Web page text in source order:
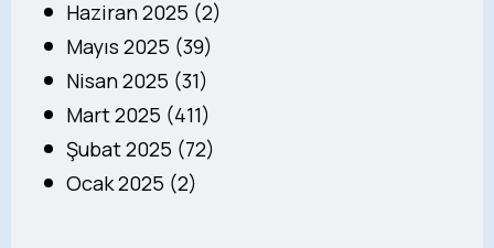
Haziran 2025 (2)
Mayıs 2025 (39)
Nisan 2025 (31)
Mart 2025 (411)
Şubat 2025 (72)
Ocak 2025 (2)